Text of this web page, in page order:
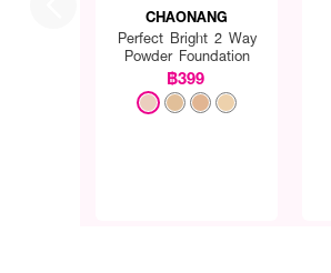
CHAONANG
Perfect Bright 2 Way
Powder Foundation
฿399